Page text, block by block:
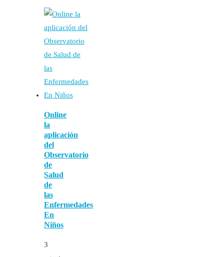
Online
la
aplicación
del
Observatorio
de
Salud
de
las
Enfermedades
En
Niños
3